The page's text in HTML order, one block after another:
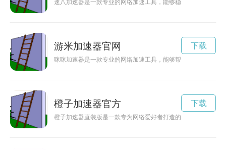
速八加速器是一款专业的网络加速工具，能够稳定快速地提升
游米加速器官网
咪咪加速器是一款专业的网络加速工具，能够帮助用户提升网
下载
橙子加速器官方
橙子加速器直装版是一款专为网络爱好者打造的加速工具，可
下载